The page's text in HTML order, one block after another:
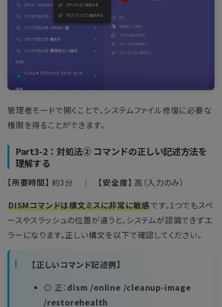
管理者モードで開くことで、システムファイル修復に必要な
権限を得ることができます。
Part3-2：対処法② コマンドの正しい記述方法を
理解する
【所要時間】 約3分 ｜ 【安全度】 高（入力のみ）
DISMコマンドは構文ミスに非常に敏感です。1つでもスペ
ースやスラッシュの位置が違うと、システムが認識できずエ
ラーになります。正しい構文を以下で確認してください。
【正しいコマンド記述例】
◎ 正： dism /online /cleanup-image
/restorehealth